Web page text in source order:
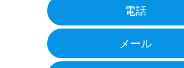
電話
メール